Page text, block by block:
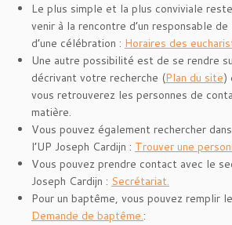
Le plus simple et la plus conviviale
venir à la rencontre d’un responsable
d’une célébration : Horaires des
Une autre possibilité est de se rendre
décrivant votre recherche (Plan du site)
vous retrouverez les personnes de
matière.
Vous pouvez également rechercher dans
l’UP Joseph Cardijn : Trouver une
Vous pouvez prendre contact avec le
Joseph Cardijn : Secrétariat.
Pour un baptême, vous pouvez remplir
Demande de baptême.: